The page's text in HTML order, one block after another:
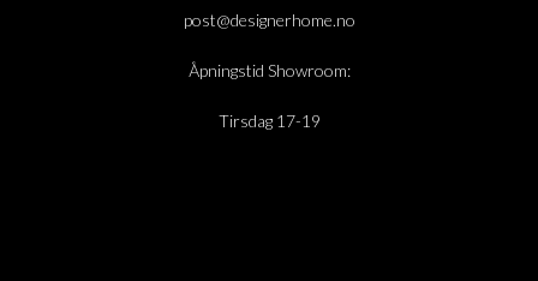
post@designerhome.no
Åpningstid Showroom:
Tirsdag 17-19